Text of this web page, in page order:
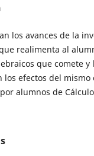
los avances de la
realimenta al
que comete
los efectos del
alumnos de